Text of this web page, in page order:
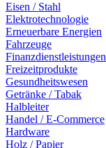
Eisen / Stahl
Elektrotechnologie
Erneuerbare Energien
Fahrzeuge
Finanzdienstleistungen
Freizeitprodukte
Gesundheitswesen
Getränke / Tabak
Halbleiter
Handel / E-Commerce
Hardware
Holz / Papier